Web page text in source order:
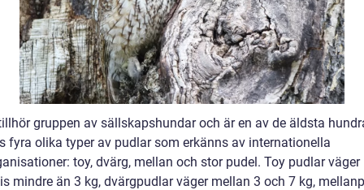
gruppen av sällskapshundar och är en av de äldsta
fyra olika typer av pudlar som erkänns av internationella
toy, dvärg, mellan och stor pudel. Toy pudlar väger
mindre än 3 kg, dvärgpudlar väger mellan 3 och 7 kg,